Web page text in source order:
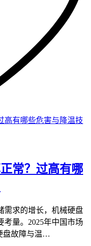
常？过高有哪
需求的增长，机械硬盘
考量。2025年中国市场
盘故障与温…